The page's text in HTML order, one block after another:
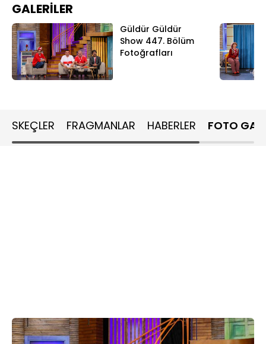
GALERİLER
Güldür Güldür
Show 447. Bölüm
Fotoğrafları
SKEÇLER FRAGMANLAR HABERLER FOTO